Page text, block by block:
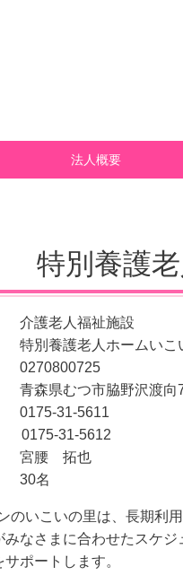
法人概要
特別養護
老人福祉施設
別養護老人ホームいこ
0270800725
むつ市脇野沢渡向
31-5611
31-5612
宮腰 拓也
名
のいこいの里は、長期利
なさまに合わせたスケ
ポートします。